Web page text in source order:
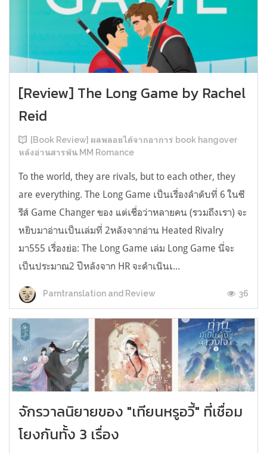
[Review] The Long Game by Rachel
Reid
[Book Review] ผลพลอยได้จากอาการ book hangover
หลังอ่านสารพัน MM Romance
To the world, they are rivals, but to each other, they
are everything. The Long Game เป็นเรื่องลำดับที่ 6 ในซี
รีส์ Game Changer ของ แต่เชื่อว่าหลายคน (รวมถึงเรา) จะ
หยิบมาอ่านเป็นเล่มที่ 2หลังจากอ่าน Heated Rivalry
มา555 เรื่องย่อ: The Long Game เล่ม Long Game นี่จะ
เป็นประมาณ2 ปีหลังจาก HR จะดำเนินเ...
Parntranslation and Review 36
จักรวาลนิยายของ "เทียนหรูอวี้" ที่เชื่อม
โยงกันทั้ง 3 เรื่อง